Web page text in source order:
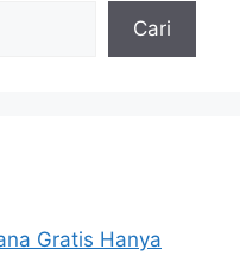
Cari
Gratis Hanya